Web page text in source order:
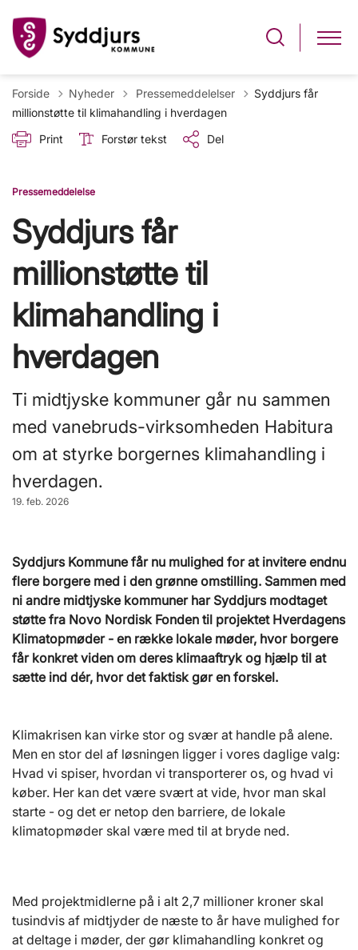
Forside Nyheder Tilbage til
Pressemeddelelser
Syddjurs får
millionstøtte til klimahandling i hverdagen
Print
Forstør tekst Del
Pressemeddelelse
Syddjurs får
millionstøtte til
klimahandling i
hverdagen
Ti midtjyske kommuner går nu sammen
med vanebruds-virksomheden Habitura
om at styrke borgernes klimahandling i
hverdagen.
19. feb. 2026
Syddjurs Kommune får nu mulighed for at invitere endnu
flere borgere med i den grønne omstilling. Sammen med
ni andre midtjyske kommuner har Syddjurs modtaget
støtte fra Novo Nordisk Fonden til projektet Hverdagens
Klimatopmøder - en række lokale møder, hvor borgere
får konkret viden om deres klimaaftryk og hjælp til at
sætte ind dér, hvor det faktisk gør en forskel.
Klimakrisen kan virke stor og svær at handle på alene.
Men en stor del af løsningen ligger i vores daglige valg:
Hvad vi spiser, hvordan vi transporterer os, og hvad vi
køber. Her kan det være svært at vide, hvor man skal
starte - og det er netop den barriere, de lokale
klimatopmøder skal være med til at bryde ned.
Med projektmidlerne på i alt 2,7 millioner kroner skal
tusindvis af midtjyder de næste to år have mulighed for
at deltage i møder, der gør klimahandling konkret og